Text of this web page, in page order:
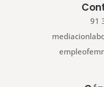
91